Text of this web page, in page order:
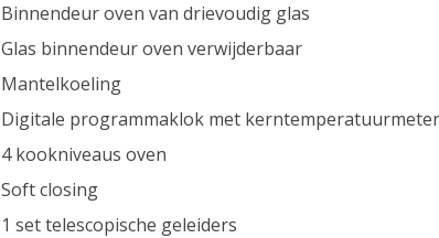
Binnendeur oven van drievoudig glas
Glas binnendeur oven verwijderbaar
Mantelkoeling
Digitale programmaklok met kerntemperatuurmeter
4 kookniveaus oven
Soft closing
1 set telescopische geleiders